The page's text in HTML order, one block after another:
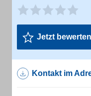
Jetzt bewerten
Kontakt im